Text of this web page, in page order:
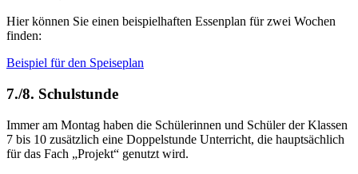
Hier können Sie einen beispielhaften Essenplan für zwei Wochen
finden:
Beispiel für den Speiseplan
7./8. Schulstunde
Immer am Montag haben die Schülerinnen und Schüler der Klassen
7 bis 10 zusätzlich eine Doppelstunde Unterricht, die hauptsächlich
für das Fach „Projekt“ genutzt wird.